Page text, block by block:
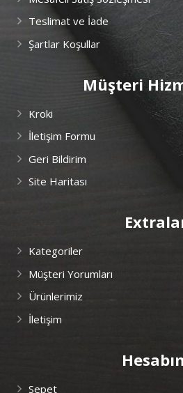
Elbise
Teslimat ve İade
Şartlar Koşullar
Müşteri
Kroki
İletişim Formu
Geri Bildirim
Site Haritası
Kategoriler
Müşteri Yorumları
Ürünlerimiz
İletişim
Sepet